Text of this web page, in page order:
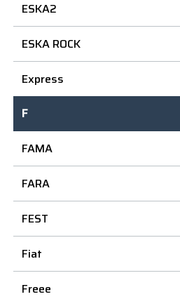
ESKA2
ESKA ROCK
Express
F
FAMA
FARA
FEST
Fiat
Freee